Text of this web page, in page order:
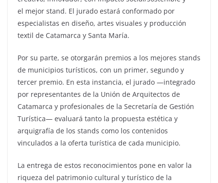
el mejor stand. El jurado estará conformado por
especialistas en diseño, artes visuales y producción
textil de Catamarca y Santa María.
Por su parte, se otorgarán premios a los mejores stands
de municipios turísticos, con un primer, segundo y
tercer premio. En esta instancia, el jurado —integrado
por representantes de la Unión de Arquitectos de
Catamarca y profesionales de la Secretaría de Gestión
Turística— evaluará tanto la propuesta estética y
arquigrafía de los stands como los contenidos
vinculados a la oferta turística de cada municipio.
La entrega de estos reconocimientos pone en valor la
riqueza del patrimonio cultural y turístico de la